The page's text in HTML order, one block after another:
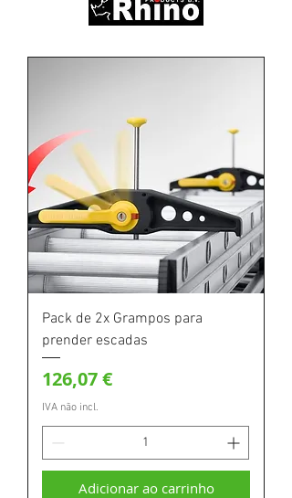
Pack de 2x Grampos para
prender escadas
Preço
126,07 €
IVA não incl.
Adicionar ao carrinho